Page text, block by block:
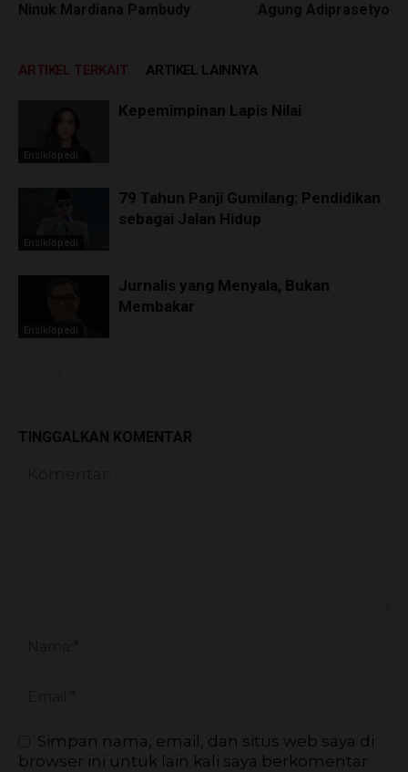
Ninuk Mardiana Pambudy Agung Adiprasetyo
ARTIKEL TERKAIT ARTIKEL LAINNYA
Ensiklopedi
Kepemimpinan Lapis Nilai
Ensiklopedi
79 Tahun Panji Gumilang: Pendidikan
sebagai Jalan Hidup
Ensiklopedi
Jurnalis yang Menyala, Bukan
Membakar
TINGGALKAN KOMENTAR
Simpan nama, email, dan situs web saya di
browser ini untuk lain kali saya berkomentar.